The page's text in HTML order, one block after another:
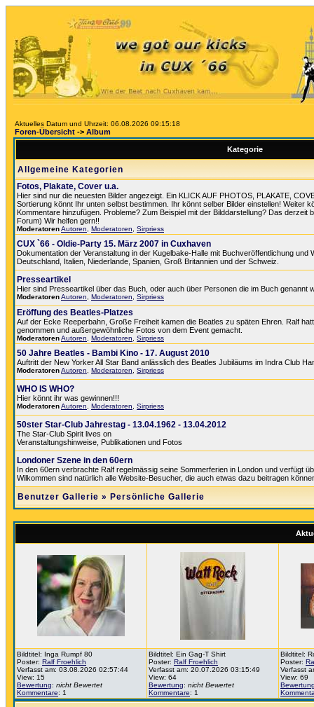
Aktuelles Datum und Uhrzeit: 06.08.2026 09:15:18
Foren-Übersicht -> Album
Kategorie
Allgemeine Kategorien
Fotos, Plakate, Cover u.a.
Hier sind nur die neuesten Bilder angezeigt. Ein KLICK AUF PHOTOS, PLAKATE,
Sortierung könnt Ihr unten selbst bestimmen. Ihr könnt selber Bilder einstellen! Weiter
Kommentare hinzufügen. Probleme? Zum Beispiel mit der Bilddarstellung? Das derzeit
Forum) Wir helfen gern!!
ModeratorenAutoren Moderatoren Sirpriess
CUX `66 - Oldie-Party 15. März 2007 in Cuxhaven
Dokumentation der Veranstaltung in der Kugelbake-Halle mit Buchveröffentlichung
Deutschland, Italien, Niederlande, Spanien, Groß Britannien und der Schweiz.
Presseartikel
Hier sind Presseartikel über das Buch, oder auch über Personen die im Buch genannt
ModeratorenAutoren Moderatoren Sirpriess
Eröffung des Beatles-Platzes
Auf der Ecke Reeperbahn, Große Freiheit kamen die Beatles zu späten Ehren. Ralf
genommen und außergewöhnliche Fotos von dem Event gemacht.
ModeratorenAutoren Moderatoren Sirpriess
50 Jahre Beatles - Bambi Kino - 17. August 2010
Auftritt der New Yorker All Star Band anlässlich des Beatles Jubiläums im Indra Club
ModeratorenAutoren Moderatoren Sirpriess
WHO IS WHO?
Hier könnt ihr was gewinnen!!!
ModeratorenAutoren Moderatoren Sirpriess
50ster Star-Club Jahrestag - 13.04.1962 - 13.04.2012
The Star-Club Spirit lives on
Veranstaltungshinweise, Publikationen und Fotos
Londoner Szene in den 60ern
In den 60ern verbrachte Ralf regelmässig seine Sommerferien in London und verfügt
Wilkommen sind natürlich alle Website-Besucher, die auch etwas dazu beitragen
Benutzer Gallerie » Persönliche Gallerie
Bildtitel: Inga Rumpf 80
Poster: Ralf Froehlich
Verfasst am: 03.08.2026 02:57:44
View: 15
Bewertung: nicht Bewertet
Kommentare: 1
Bildtitel: Ein Gag-T Shirt
Poster: Ralf Froehlich
Verfasst am: 20.07.2026 03:15:49
View: 64
Bewertung: nicht Bewertet
Kommentare: 1
Bildtitel:
Poster:
Verfasst
View: 69